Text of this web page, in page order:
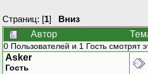
Страниц: [1] Вниз
Автор
0 Пользователей и 1 Гость смотрят
Asker
Гость